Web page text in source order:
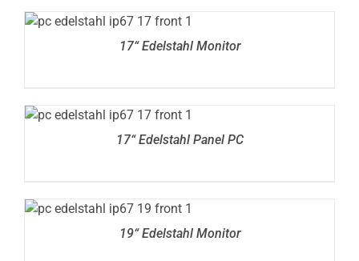
DETAILS
17“ Edelstahl Monitor
DETAILS
17“ Edelstahl Panel PC
DETAILS
19“ Edelstahl Monitor